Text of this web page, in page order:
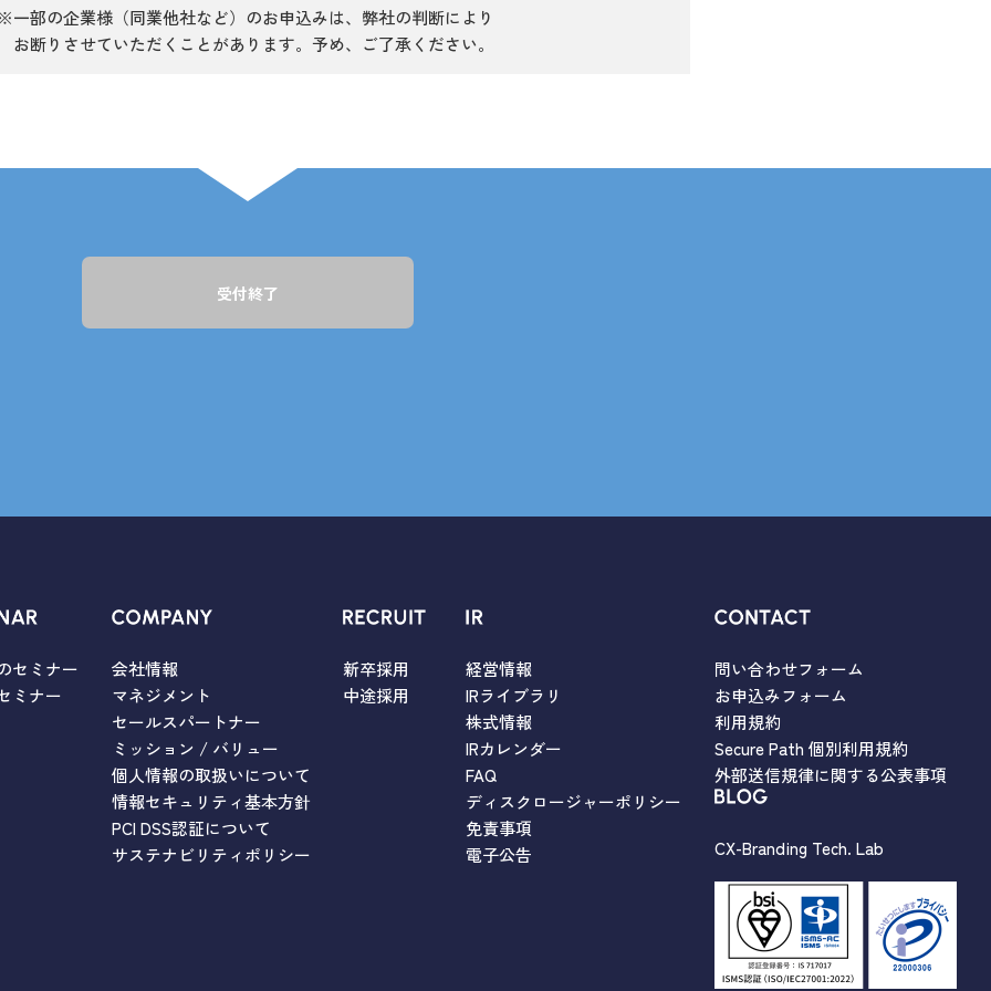
一部の企業様（同業他社など）のお申込みは、弊社の判断により
断りさせていただくことがあります。予め、ご了承ください。
受付終了
セミナー
ミナー
会社情報
マネジメント
セールスパートナー
ミッション / バリュー
個人情報の取扱いについて
情報セキュリティ基本方針
PCI DSS認証について
サステナビリティポリシー
新卒採用
中途採用
経営情報
IRライブラリ
株式情報
IRカレンダー
FAQ
ディスクロージャーポリシー
免責事項
電子公告
問い合わせフォーム
お申込みフォーム
利用規約
Secure Path 個別利用規約
外部送信規律に関する公表事項
CX-Branding Tech. Lab